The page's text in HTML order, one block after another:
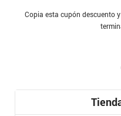
Copia esta cupón descuento